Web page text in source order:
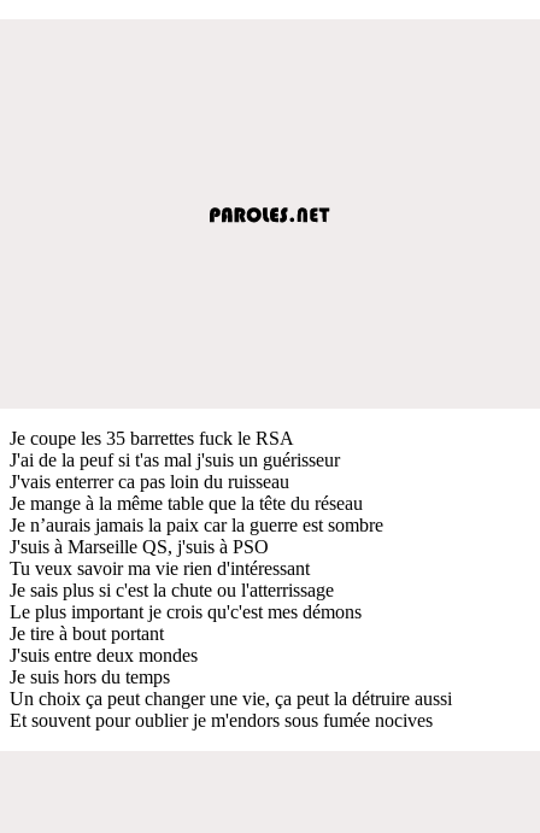
Je coupe les 35 barrettes fuck le RSA
J'ai de la peuf si t'as mal j'suis un guérisseur
J'vais enterrer ca pas loin du ruisseau
Je mange à la même table que la tête du réseau
Je n’aurais jamais la paix car la guerre est sombre
J'suis à Marseille QS, j'suis à PSO
Tu veux savoir ma vie rien d'intéressant
Je sais plus si c'est la chute ou l'atterrissage
Le plus important je crois qu'c'est mes démons
Je tire à bout portant
J'suis entre deux mondes
Je suis hors du temps
Un choix ça peut changer une vie, ça peut la détruire aussi
Et souvent pour oublier je m'endors sous fumée nocives